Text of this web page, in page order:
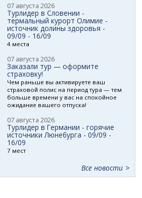
07 августа 2026
Турлидер в Словении -
термальный курорт Олимие -
источник долины здоровья -
09/09 - 16/09
4 места
07 августа 2026
Заказали тур — оформите
страховку!
Чем раньше вы активируете ваш
страховой полис на период тура — тем
больше времени у вас на спокойное
ожидание вашего отпуска!
07 августа 2026
Турлидер в Германии - горячие
источники Люнебурга - 09/09 -
16/09
7 мест
Все новости